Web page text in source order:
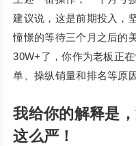
建议说，这是前期投入，
憧憬的等待三个月之后的
30W+了，你作为老板正
单、操纵销量和排名等原
我给你的解释是
这么严！